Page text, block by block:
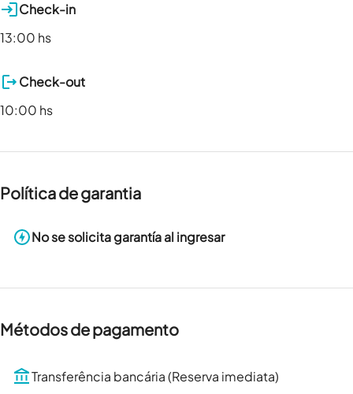
Check-in
13:00 hs
Check-out
10:00 hs
Política de garantia
No se solicita garantía al ingresar
Métodos de pagamento
Transferência bancária (Reserva imediata)